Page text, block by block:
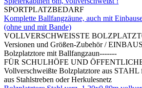
SPORTPLATZBEDARF
Komplette Ballfangzäune, auch mit
(ohne und mit Bande)
VOLLVERSCHWEISSTE
Versionen und Größen-Zubehör /
Bolzplatztore mit Ballfangzaun-------
FÜR SCHULHÖFE UND
Vollverschweißte Bolzplatztore aus
aus Stahlstreben oder Herkulesnetz